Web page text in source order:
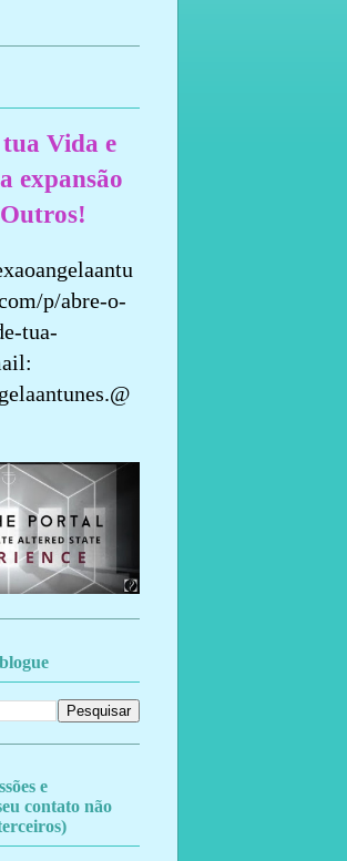
Vida e
expansão
p/abre-o-
tua-
e
contato não